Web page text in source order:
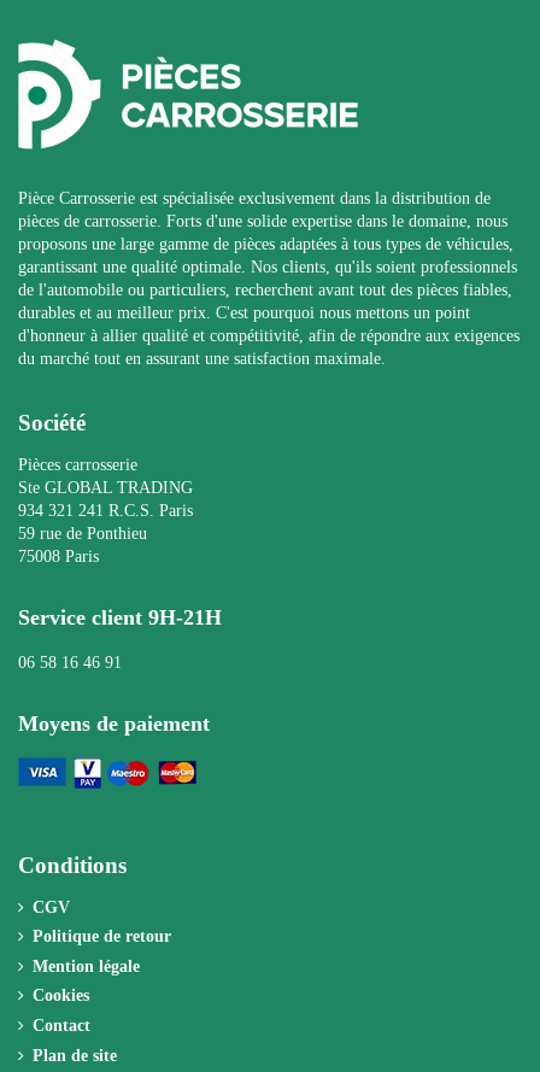
Pièce Carrosserie est spécialisée exclusivement dans la distribution de
pièces de carrosserie. Forts d'une solide expertise dans le domaine, nous
proposons une large gamme de pièces adaptées à tous types de véhicules,
garantissant une qualité optimale. Nos clients, qu'ils soient professionnels
de l'automobile ou particuliers, recherchent avant tout des pièces fiables,
durables et au meilleur prix. C'est pourquoi nous mettons un point
d'honneur à allier qualité et compétitivité, afin de répondre aux exigences
du marché tout en assurant une satisfaction maximale.
Société
Pièces carrosserie
Ste GLOBAL TRADING
934 321 241 R.C.S. Paris
59 rue de Ponthieu
75008 Paris
Service client 9H-21H
06 58 16 46 91
Moyens de paiement
Conditions
CGV
Politique de retour
Mention légale
Cookies
Contact
Plan de site